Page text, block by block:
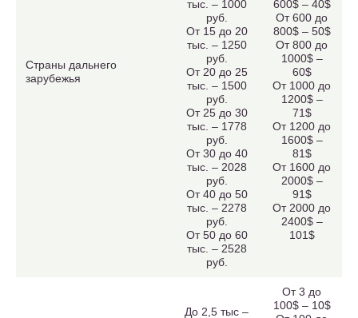
Страны дальнего
зарубежья
тыс. – 1000
руб.
От 15 до 20
тыс. – 1250
руб.
От 20 до 25
тыс. – 1500
руб.
От 25 до 30
тыс. – 1778
руб.
От 30 до 40
тыс. – 2028
руб.
От 40 до 50
тыс. – 2278
руб.
От 50 до 60
тыс. – 2528
руб.
600$ – 40$
От 600 до
800$ – 50$
От 800 до
1000$ –
60$
От 1000 до
1200$ –
71$
От 1200 до
1600$ –
81$
От 1600 до
2000$ –
91$
От 2000 до
2400$ –
101$
До 2,5 тыс –
От 3 до
100$ – 10$